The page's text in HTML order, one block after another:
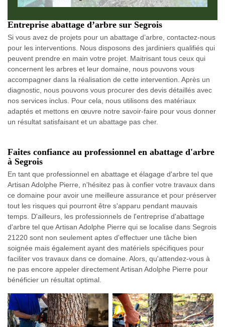
Entreprise abattage d’arbre sur Segrois
Si vous avez de projets pour un abattage d’arbre, contactez-nous
pour les interventions. Nous disposons des jardiniers qualifiés qui
peuvent prendre en main votre projet. Maitrisant tous ceux qui
concernent les arbres et leur domaine, nous pouvons vous
accompagner dans la réalisation de cette intervention. Après un
diagnostic, nous pouvons vous procurer des devis détaillés avec
nos services inclus. Pour cela, nous utilisons des matériaux
adaptés et mettons en œuvre notre savoir-faire pour vous donner
un résultat satisfaisant et un abattage pas cher.
Faites confiance au professionnel en abattage d'arbre
à Segrois
En tant que professionnel en abattage et élagage d'arbre tel que
Artisan Adolphe Pierre, n'hésitez pas à confier votre travaux dans
ce domaine pour avoir une meilleure assurance et pour préserver
tout les risques qui pourront être s'apparu pendant mauvais
temps. D'ailleurs, les professionnels de l'entreprise d'abattage
d'arbre tel que Artisan Adolphe Pierre qui se localise dans Segrois
21220 sont non seulement aptes d'effectuer une tâche bien
soignée mais également ayant des matériels spécifiques pour
faciliter vos travaux dans ce domaine. Alors, qu'attendez-vous à
ne pas encore appeler directement Artisan Adolphe Pierre pour
bénéficier un résultat optimal.